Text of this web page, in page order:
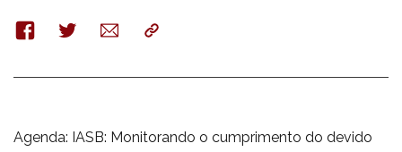
FacebookTwitterE-
mail
Copy
Agenda: IASB: Monitorando o cumprimento do devido